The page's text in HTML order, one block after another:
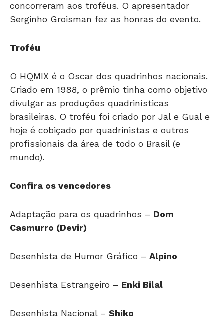
concorreram aos troféus. O apresentador
Serginho Groisman fez as honras do evento.
Troféu
O HQMIX é o Oscar dos quadrinhos nacionais.
Criado em 1988, o prêmio tinha como objetivo
divulgar as produções quadrinísticas
brasileiras. O troféu foi criado por Jal e Gual e
hoje é cobiçado por quadrinistas e outros
profissionais da área de todo o Brasil (e
mundo).
Confira os vencedores
Adaptação para os quadrinhos – Dom
Casmurro (Devir)
Desenhista de Humor Gráfico – Alpino
Desenhista Estrangeiro – Enki Bilal
Desenhista Nacional – Shiko